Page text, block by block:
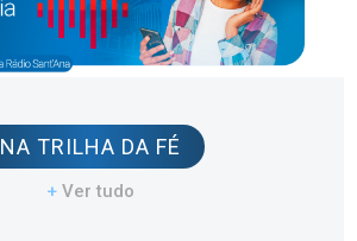
NA TRILHA DA FÉ
+Ver tudo